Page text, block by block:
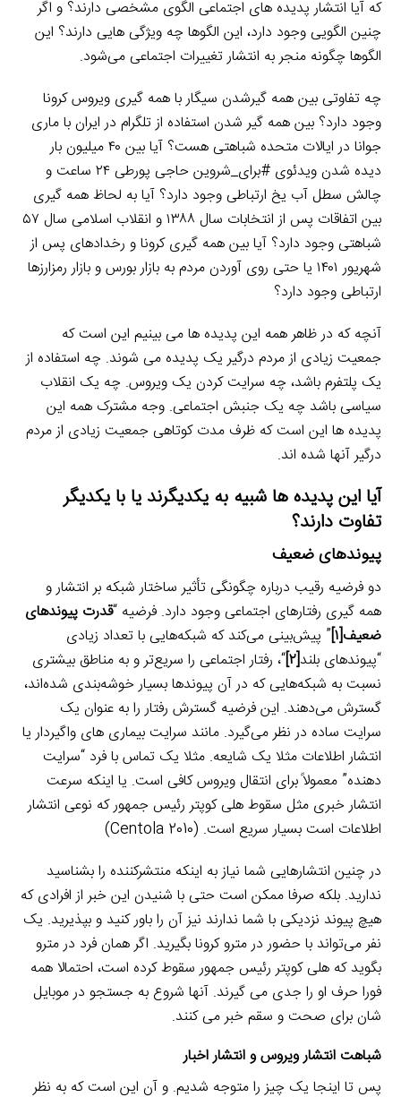
که آیا انتشار پدیده های اجتماعی الگوی مشخصی دارند؟ و اگر
چنین الگویی وجود دارد، این الگوها چه ویژگی هایی دارند؟ این
الگوها چگونه منجر به انتشار تغییرات اجتماعی می‌شود.
چه تفاوتی بین همه گیرشدن سیگار با همه گیری ویروس کرونا
وجود دارد؟ بین همه گیر شدن استفاده از تلگرام در ایران با ماری
جوانا در ایالات متحده شباهتی هست؟ آیا بین ۴۰ میلیون بار
دیده شدن ویدئوی #برای_شروین حاجی پورطی ۲۴ ساعت و
چالش سطل آب یخ ارتباطی وجود دارد؟ آیا به لحاظ همه گیری
بین اتفاقات پس از انتخابات سال ۱۳۸۸ و انقلاب اسلامی سال ۵۷
شباهتی وجود دارد؟ آیا بین همه گیری کرونا و رخدادهای پس از
شهریور ۱۴۰۱ یا حتی روی آوردن مردم به بازار بورس و بازار رمزارزها
ارتباطی وجود دارد؟
آنچه که در ظاهر همه این پدیده ها می بینیم این است که
جمعیت زیادی از مردم درگیر یک پدیده می شوند. چه استفاده از
یک پلتفرم باشد، چه سرایت کردن یک ویروس. چه یک انقلاب
سیاسی باشد چه یک جنبش اجتماعی. وجه مشترک همه این
پدیده ها این است که ظرف مدت کوتاهی جمعیت زیادی از مردم
درگیر آنها شده اند.
آیا این پدیده ها شبیه به یکدیگرند یا با یکدیگر
تفاوت دارند؟
پیوندهای ضعیف
دو فرضیه رقیب درباره چگونگی تأثیر ساختار شبکه بر انتشار و
همه گیری رفتارهای اجتماعی وجود دارد. فرضیه “قدرت پیوندهای
ضعیف[۱] ” پیش‌بینی می‌کند که شبکه‌هایی با تعداد زیادی
“پیوندهای بلند[۲] “، رفتار اجتماعی را سریع‌تر و به مناطق بیشتری
نسبت به شبکه‌هایی که در آن پیوندها بسیار خوشه‌بندی شده‌اند،
گسترش می‌دهند. این فرضیه گسترش رفتار را به عنوان یک
سرایت ساده در نظر می‌گیرد. مانند سرایت بیماری های واگیردار یا
انتشار اطلاعات مثلا یک شایعه. مثلا یک تماس با فرد “سرایت
دهنده” معمولاً برای انتقال ویروس کافی است. یا اینکه سرعت
انتشار خبری مثل سقوط هلی کوپتر رئیس جمهور که نوعی انتشار
اطلاعات است بسیار سریع است. (Centola 2010)
در چنین انتشارهایی شما نیاز به اینکه منتشرکننده را بشناسید
ندارید. بلکه صرفا ممکن است حتی با شنیدن این خبر از افرادی که
هیچ پیوند نزدیکی با شما ندارند نیز آن را باور کنید و بپذیرید. یک
نفر می‌تواند با حضور در مترو کرونا بگیرید. اگر همان فرد در مترو
بگوید که هلی کوپتر رئیس جمهور سقوط کرده است، احتمالا همه
فورا حرف او را جدی می گیرند. آنها شروع به جستجو در موبایل
شان برای صحت و سقم خبر می کنند.
شباهت انتشار ویروس و انتشار اخبار
پس تا اینجا یک چیز را متوجه شدیم. و آن این است که به نظر